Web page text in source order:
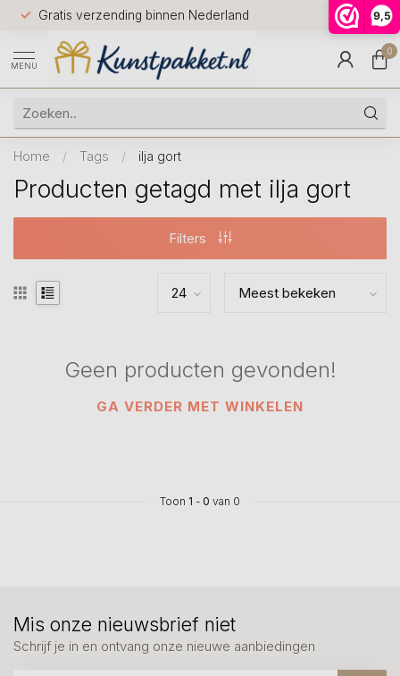
9,5
Gratis verzending binnen Nederland
Voor
huis
9.5
MENU
0
Home / Tags / ilja gort
Producten getagd met ilja gort
Filters
Geen producten gevonden!
GA VERDER MET WINKELEN
Toon 1 - 0 van 0
Mis onze nieuwsbrief niet
Schrijf je in en ontvang onze nieuwe aanbiedingen